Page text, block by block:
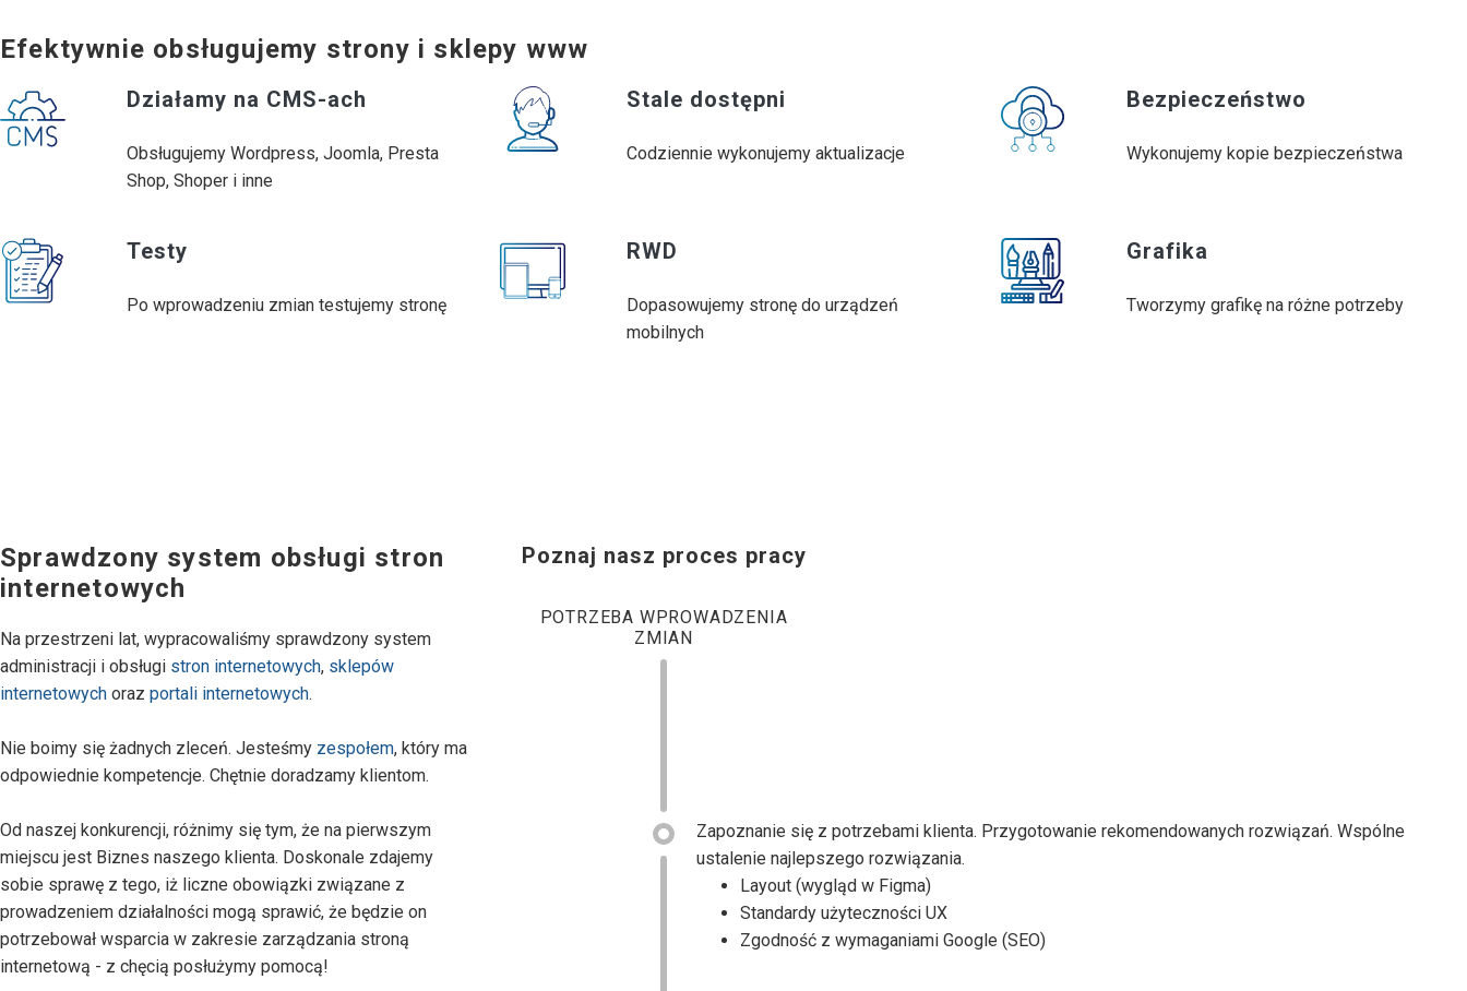
Efektywnie obsługujemy strony i sklepy www
Działamy na CMS-ach
Obsługujemy Wordpress, Joomla, Presta
Shop, Shoper i inne
Stale dostępni
Codziennie wykonujemy aktualizacje
Bezpieczeństwo
Wykonujemy kopie bezpieczeństwa
Testy
Po wprowadzeniu zmian testujemy stronę
RWD
Dopasowujemy stronę do urządzeń
mobilnych
Grafika
Tworzymy grafikę na różne potrzeby
Sprawdzony system obsługi stron
internetowych
Na przestrzeni lat, wypracowaliśmy sprawdzony system
administracji i obsługi stron internetowych, sklepów
internetowych oraz portali internetowych.
Nie boimy się żadnych zleceń. Jesteśmy zespołem, który ma
odpowiednie kompetencje. Chętnie doradzamy klientom.
Od naszej konkurencji, różnimy się tym, że na pierwszym
miejscu jest Biznes naszego klienta. Doskonale zdajemy
sobie sprawę z tego, iż liczne obowiązki związane z
prowadzeniem działalności mogą sprawić, że będzie on
potrzebował wsparcia w zakresie zarządzania stroną
internetową - z chęcią posłużymy pomocą!
Poznaj nasz proces pracy
POTRZEBA WPROWADZENIA
ZMIAN
POTRZEBA WPROWADZENIA
ZMIAN
Zapoznanie się z potrzebami klienta. Przygotowanie rekomendowanych rozwiązań. Wspólne
ustalenie najlepszego rozwiązania.
Layout (wygląd w Figma)
Standardy użyteczności UX
Zgodność z wymaganiami Google (SEO)